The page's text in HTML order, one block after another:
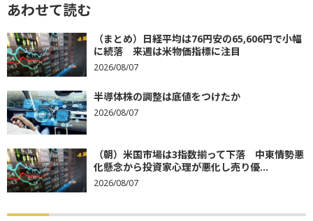
あわせて読む
（まとめ）日経平均は76円安の65,606円で小幅
に続落 来週は米物価指標に注目
2026/08/07
半導体株の調整は底値をつけたか
2026/08/07
（朝）米国市場は3指数揃って下落 中東情勢悪
化懸念から投資家心理が悪化し売り優...
2026/08/07